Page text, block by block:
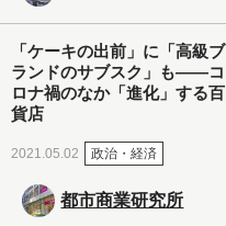
「ケーキの出前」に「高級ブ
ランドのサブスク」も――コ
ロナ禍のなか「進化」する百
貨店
2021.05.02 政治・経済
都市商業研究所